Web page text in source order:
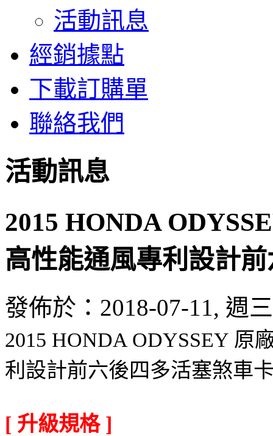
活動訊息
經銷據點
下載訂購單
聯絡我們
活動訊息
2015 HONDA
高性能通風專利設計
發佈於：2018-07-11, 週
2015 HONDA ODYSSEY 原
利設計前六後四多活塞煞車
[ 升級規格 ]